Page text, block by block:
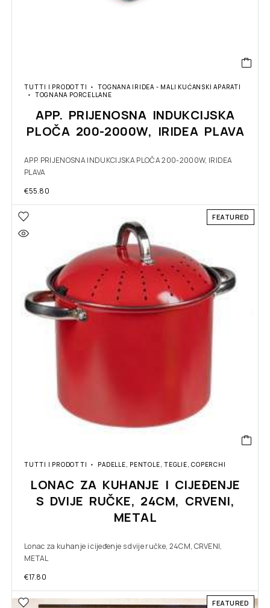
TUTTI I PRODOTTI
TOGNANA IRIDEA - MALI KUĆANSKI APARATI
TOGNANA PORCELLANE
APP. PRIJENOSNA INDUKCIJSKA
PLOČA 200-2000W, IRIDEA PLAVA
APP. PRIJENOSNA INDUKCIJSKA PLOČA 200-2000W, IRIDEA
PLAVA
€55.80
FEATURED
TUTTI I PRODOTTI PADELLE, PENTOLE, TEGLIE, COPERCHI
LONAC ZA KUHANJE I CIJEĐENJE
S DVIJE RUČKE, 24CM, CRVENI,
METAL
Lonac za kuhanje i cijeđenje s dvije ručke, 24CM, CRVENI,
METAL
€17.80
FEATURED